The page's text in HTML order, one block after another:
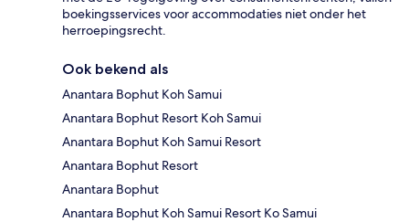
boekingsservices voor accommodaties niet onder het
herroepingsrecht.
Ook bekend als
Anantara Bophut Koh Samui
Anantara Bophut Resort Koh Samui
Anantara Bophut Koh Samui Resort
Anantara Bophut Resort
Anantara Bophut
Anantara Bophut Koh Samui Resort Ko Samui